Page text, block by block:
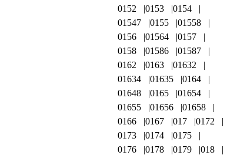
0152
0153
0154
01547
0155
01558
0156
01564
0157
0158
01586
01587
0162
0163
01632
01634
01635
0164
01648
0165
01654
01655
01656
01658
0166
0167 017
0172
0173
0174
0175
0176
0178 0179
018